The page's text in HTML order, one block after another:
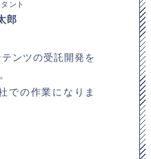
ント
郎
ンツの受託開発を
での作業になりま